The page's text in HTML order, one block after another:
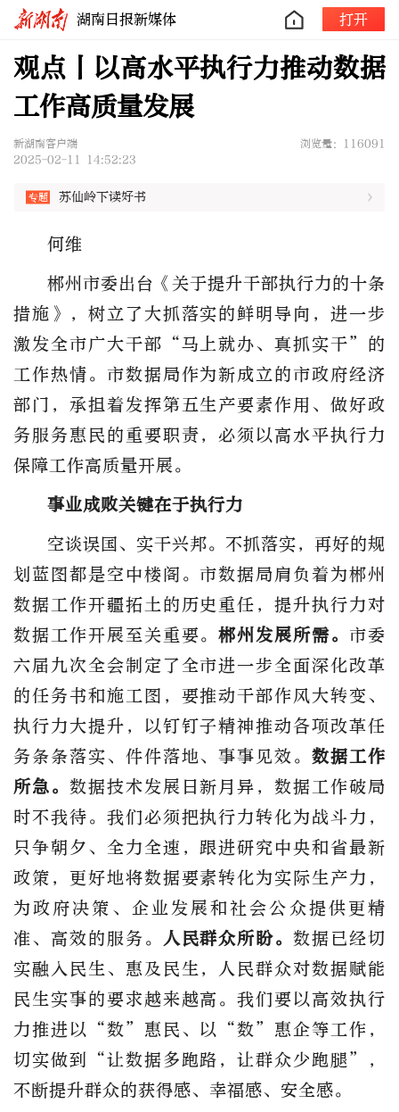
湖南日报新媒体 打开
观点丨以高水平执行力推动数据
工作高质量发展
新湖南客户端
浏览量：116091
2025-02-11 14:52:23
苏仙岭下读好书
何维
郴州市委出台《关于提升干部执行力的十条
措施》，树立了大抓落实的鲜明导向，进一步
激发全市广大干部“马上就办、真抓实干”的
工作热情。市数据局作为新成立的市政府经济
部门，承担着发挥第五生产要素作用、做好政
务服务惠民的重要职责，必须以高水平执行力
保障工作高质量开展。
事业成败关键在于执行力
空谈误国、实干兴邦。不抓落实，再好的规
划蓝图都是空中楼阁。市数据局肩负着为郴州
数据工作开疆拓土的历史重任，提升执行力对
数据工作开展至关重要。郴州发展所需。 市委
六届九次全会制定了全市进一步全面深化改革
的任务书和施工图，要推动干部作风大转变、
执行力大提升，以钉钉子精神推动各项改革任
务条条落实、件件落地、事事见效。数据工作
所急。 数据技术发展日新月异，数据工作破局
时不我待。我们必须把执行力转化为战斗力，
只争朝夕、全力全速，跟进研究中央和省最新
政策，更好地将数据要素转化为实际生产力，
为政府决策、企业发展和社会公众提供更精
准、高效的服务。
人民群众所盼。数据已经切
实融入民生、惠及民生，人民群众对数据赋能
民生实事的要求越来越高。我们要以高效执行
力推进以“数”惠民、以“数”惠企等工作，
切实做到“让数据多跑路，让群众少跑腿”，
不断提升群众的获得感、幸福感、安全感。